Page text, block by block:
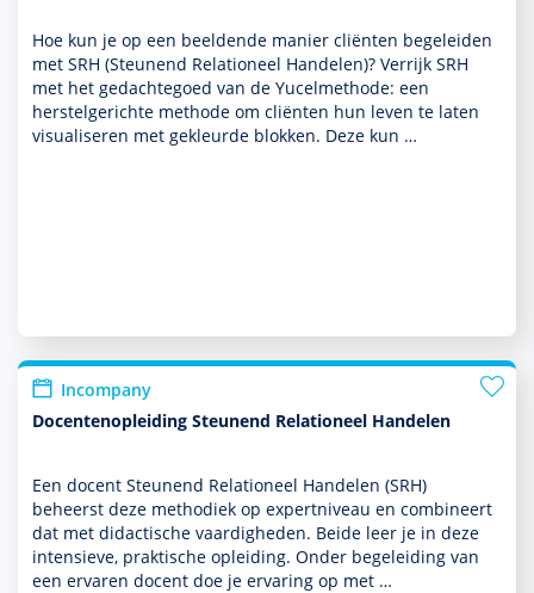
Hoe kun je op een beeldende manier cliënten bege­leiden
met SRH (Steunend Relationeel Han­delen)? Verrijk SRH
met het gedachtegoed van de Yucelmethode: een
herstelgerichte methode om cliënten hun leven te laten
visualiseren met gekleurde blokken. Deze kun …
Incompany
Docentenopleiding Steunend Relationeel Handelen
Een docent Steunend Relationeel Han­delen (SRH)
beheerst deze metho­diek op expertniveau en combineert
dat met didac­tische vaar­dig­heden. Beide leer je in deze
intensieve, prak­tische opleiding. Onder bege­lei­ding van
een ervaren docent doe je ervaring op met …